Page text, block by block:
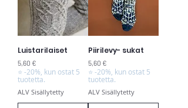
Luistarilaiset
Hinta
5,60 €
⭐ -20%, kun ostat 5
tuotetta.
ALV Sisällytetty
Piirilevy- sukat
Hinta
5,60 €
⭐ -20%, kun ostat 5
tuotetta.
ALV Sisällytetty